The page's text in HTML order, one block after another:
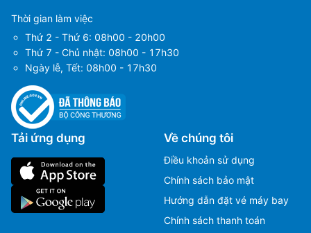
Thời gian làm việc
Thứ 2 - Thứ 6: 08h00 - 20h00
Thứ 7 - Chủ nhật: 08h00 - 17h30
Ngày lễ, Tết: 08h00 - 17h30
Tải ứng dụng Về chúng tôi
Điều khoản sử dụng
Chính sách bảo mật
Hướng dẫn đặt vé máy bay
Chính sách thanh toán